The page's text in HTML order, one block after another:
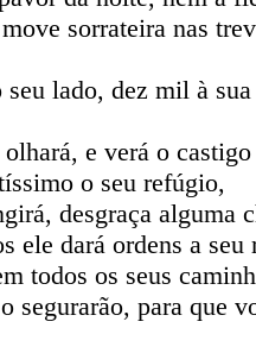
sorrateira nas
lado, dez mil à
e verá o
o seu refúgio,
desgraça alguma
ele dará ordens a seu
todos os seus
segurarão, para que